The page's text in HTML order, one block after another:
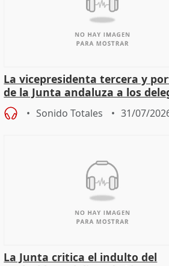
La vicepresidenta tercera y
de la Junta andaluza a los
territoriales en Málaga
Sonido Totales 31/07/
La Junta critica el indulto del